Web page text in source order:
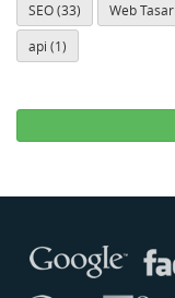
SEO (33) Web
api (1)